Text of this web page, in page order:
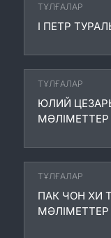
ТҰЛҒАЛАР
І ПЕТР
ТҰЛҒАЛАР
ЮЛИЙ
МӘЛІМЕТТЕР
ТҰЛҒАЛАР
ПАК ЧОН ХИ
МӘЛІМЕТТЕР